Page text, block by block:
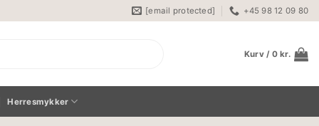
[email protected] +45 98 12 09 80
Kurv / 0kr.
Herresmykker